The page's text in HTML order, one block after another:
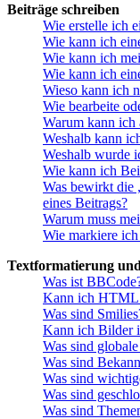
Beiträge schreiben
Wie erstelle ich
Wie kann ich
Wie kann ich
Wie kann ich
Wieso kann ich
Wie bearbeite
Warum kann ich
Weshalb kann
Weshalb wurde
Wie kann ich
Was bewirkt die
eines Beitrags?
Warum muss
Wie markiere
Textformatierung
Was ist
Kann ich HTML
Was sind
Kann ich Bilder
Was sind
Was sind
Was sind
Was sind
Was sind